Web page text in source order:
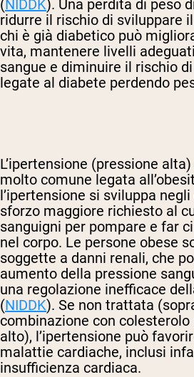
(NIDDK). Una perdita di peso
ridurre il rischio di sviluppare
chi è già diabetico può
vita, mantenere livelli
sangue e diminuire il rischio
legate al diabete perdendo
L’ipertensione (pressione
molto comune legata
l’ipertensione si sviluppa
sforzo maggiore richiesto al
sanguigni per pompare e far
nel corpo. Le persone obese
soggette a danni renali, che
aumento della pressione
una regolazione inefficace
(NIDDK). Se non trattata
combinazione con
alto), l’ipertensione può
malattie cardiache, inclusi
insufficienza cardiaca.